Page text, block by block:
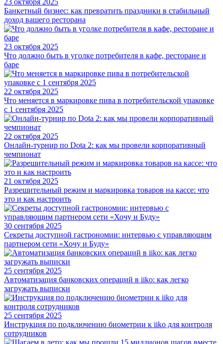
Банкетный бизнес: как превратить праздники в стабильный
доход вашего ресторана
23 октября 2025
Что должно быть в уголке потребителя в кафе, ресторане и
баре
22 октября 2025
Что меняется в маркировке пива в потребительской упаковке
с 1 сентября 2025
22 октября 2025
Онлайн-турнир по Dota 2: как мы провели корпоративный
чемпионат
21 октября 2025
Разрешительный режим и маркировка товаров на кассе: что
это и как настроить
30 сентября 2025
Секреты доступной гастрономии: интервью с управляющим
партнером сети «Хочу и Буду»
25 сентября 2025
Автоматизация банковских операций в iiko: как легко
загружать выписки
25 сентября 2025
Инструкция по подключению биометрии к iiko для контроля
сотрудников